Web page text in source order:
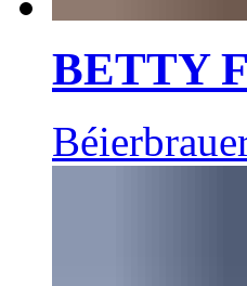
BETTY